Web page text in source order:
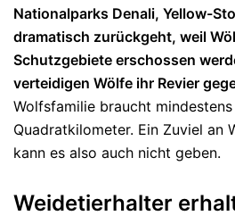
Nationalparks Denali, Yellow-
dramatisch zurückgeht, weil
Schutzgebiete erschossen
verteidigen Wölfe ihr Revier
Wolfsfamilie braucht
Quadratkilometer. Ein Zuviel an
kann es also auch nicht geben.
Weidetierhalter